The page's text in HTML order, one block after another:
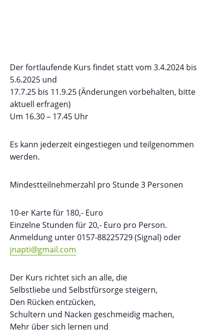
Der fortlaufende Kurs findet statt vom 3.4.2024 bis
5.6.2025 und
17.7.25 bis 11.9.25 (Änderungen vorbehalten, bitte
aktuell erfragen)
Um 16.30 – 17.45 Uhr
Es kann jederzeit eingestiegen und teilgenommen
werden.
Mindestteilnehmerzahl pro Stunde 3 Personen
10-er Karte für 180,- Euro
Einzelne Stunden für 20,- Euro pro Person.
Anmeldung unter 0157-88225729 (Signal) oder
jnapti@gmail.com
Der Kurs richtet sich an alle, die
Selbstliebe und Selbstfürsorge steigern,
Den Rücken entzücken,
Schultern und Nacken geschmeidig machen,
Mehr über sich lernen und